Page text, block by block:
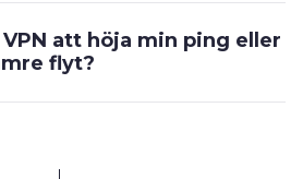
att höja min ping eller
flyt?